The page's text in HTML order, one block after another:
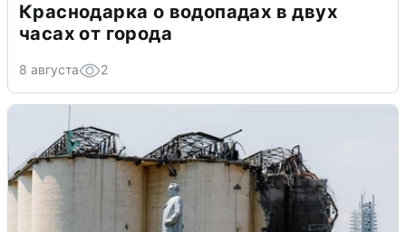
Краснодарка о водопадах в двух
часах от города
8 августа 2